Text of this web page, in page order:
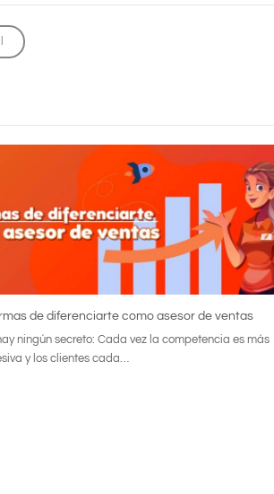
de diferenciarte como asesor de ventas
ningún secreto: Cada vez la competencia es más
y los clientes cada…